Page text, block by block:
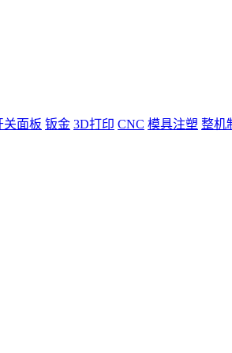
关面板 钣金 3D打印 CNC 模具注塑 整机